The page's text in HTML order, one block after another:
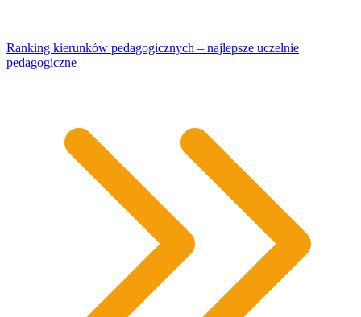
Ranking kierunków pedagogicznych – najlepsze uczelnie
pedagogiczne